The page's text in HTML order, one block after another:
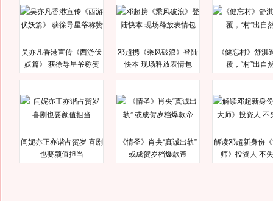
吴亦凡香港宣传《西游伏
妖篇》 获徐导星爷称赞
邓超携《乘风破浪》登陆
快本 现场释放表情包
《健忘村》舒淇
覆，“村”出自
闫妮亦正亦谐占贺岁 喜剧
也要颜值担当
《情圣》肖央“真诚出轨”
或成贺岁档爆款帝
解读邓超新身份
师》投资人 不